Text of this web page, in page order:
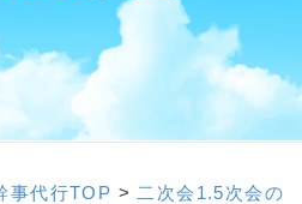
事代行TOP > 二次会1.5次会の